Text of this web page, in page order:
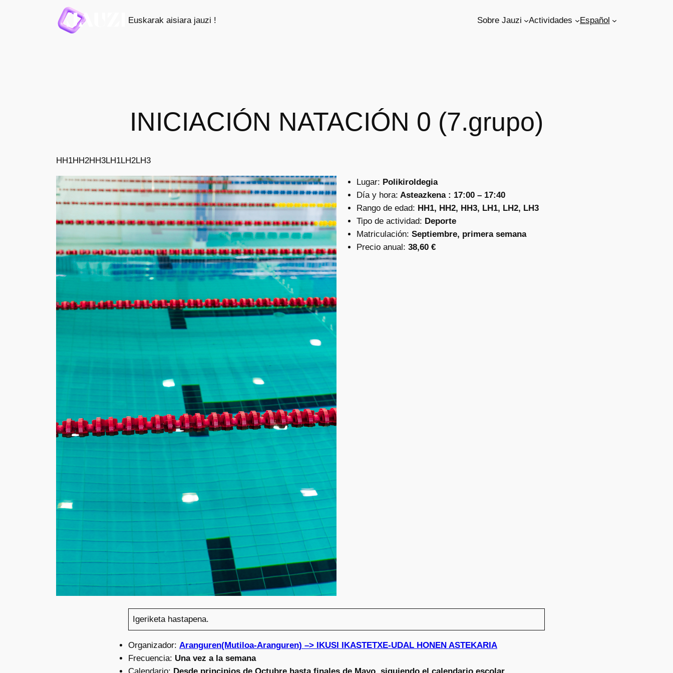
Euskarak aisiara jauzi ! Sobre Jauzi Actividades Español
INICIACIÓN NATACIÓN 0 (7.grupo)
HH1HH2HH3LH1LH2LH3
Lugar: Polikiroldegia
Día y hora: Asteazkena : 17:00 – 17:40
Rango de edad: HH1, HH2, HH3, LH1, LH2, LH3
Tipo de actividad: Deporte
Matriculación: Septiembre, primera semana
Precio anual: 38,60 €
Igeriketa hastapena.
Organizador: Aranguren(Mutiloa-Aranguren) –> IKUSI IKASTETXE-UDAL HONEN ASTEKARIA
Frecuencia: Una vez a la semana
Calendario: Desde principios de Octubre hasta finales de Mayo, siguiendo el calendario escolar